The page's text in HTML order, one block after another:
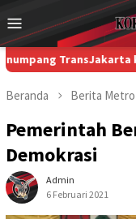
ke
konten
Menu
Mobile
karena
Beranda Berita Metro
Pemerintah
Demokrasi
Admin
6 Februari 2021